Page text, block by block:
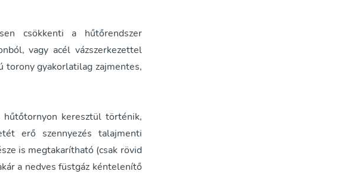
csökkenti a hűtőrendszer
vagy acél vázszerkezettel
torony gyakorlatilag zajmentes,
keresztül történik,
erő szennyezés talajmenti
is megtakarítható (csak rövid
a nedves füstgáz kéntelenítő